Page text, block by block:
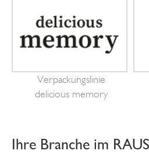
Verpackungslinie
delicious memory
Ihre Branche im